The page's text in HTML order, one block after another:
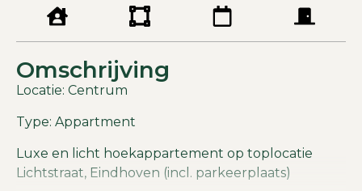
Omschrijving
Locatie: Centrum
Type: Appartment
Luxe en licht hoekappartement op toplocatie
Lichtstraat, Eindhoven (incl. parkeerplaats)